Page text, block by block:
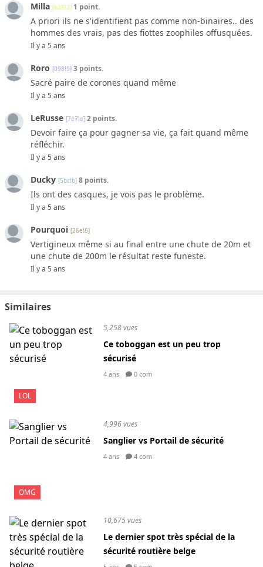
Milla [b28!2] 1 point.
A priori ils ne s'identifient pas comme non-binaires.. des
hommes des vrais, pas des fiottes zoophiles offusquées.
Il y a 5 ans
Roro [098!9] 3 points.
Sacré paire de corones quand même
Il y a 5 ans
LeRusse [7e7!e] 2 points.
Devoir faire ça pour gagner sa vie, ça fait quand même
réfléchir.
Il y a 5 ans
Ducky [5bc!b] 8 points.
Ils ont des casques, je vois pas le problème.
Il y a 5 ans
Pourquoi [26e!6]
Vertigineux même si au final entre une chute de 20m et
une chute de 200m le résultat reste funeste.
Il y a 5 ans
Similaires
LOL
5,258 vues
Ce toboggan est un peu trop
sécurisé
4 ans 0 com
OMG
4,996 vues
Sanglier vs Portail de sécurité
4 ans 4 com
10,675 vues
Le dernier spot très spécial de la
sécurité routière belge